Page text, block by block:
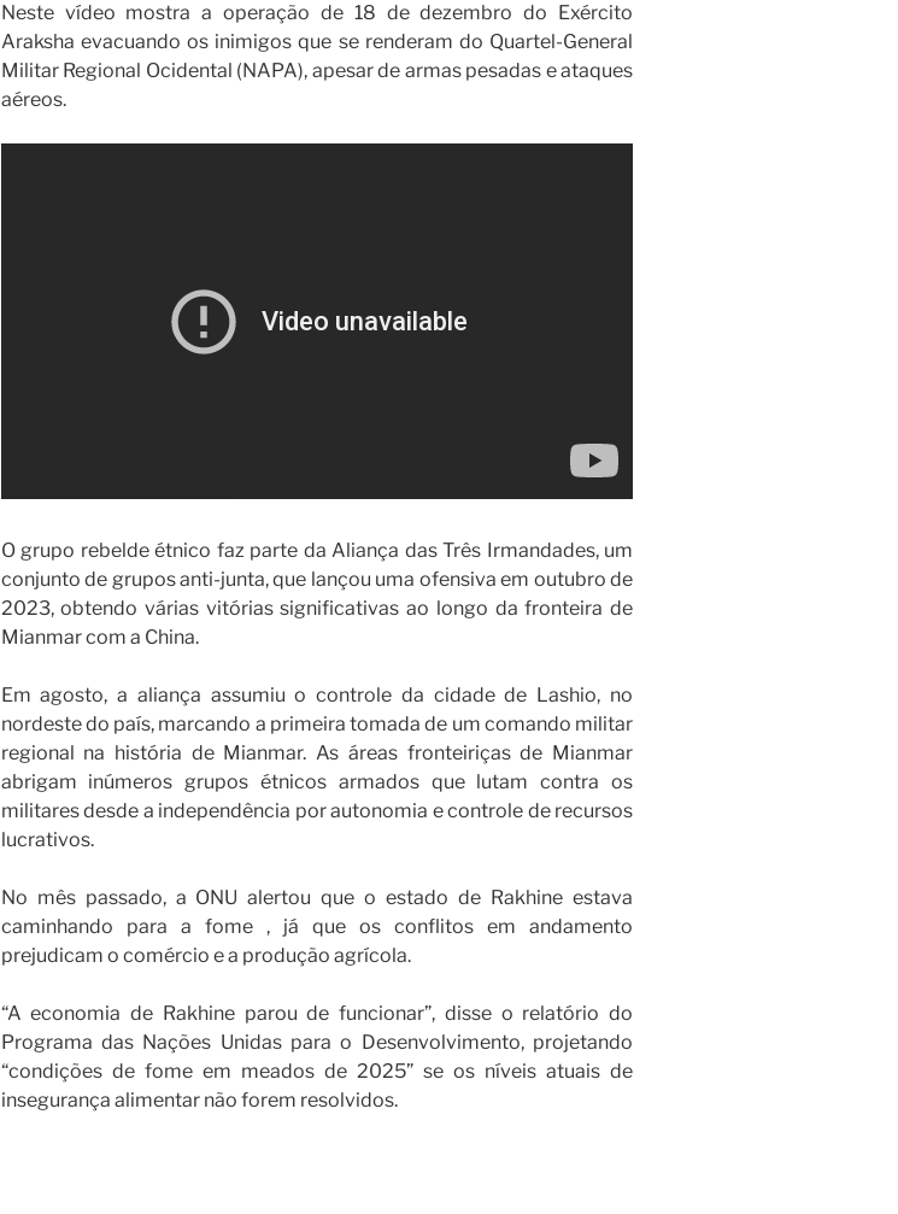
Neste vídeo mostra a operação de 18 de dezembro do Exército
Araksha evacuando os inimigos que se renderam do Quartel-General
Militar Regional Ocidental (NAPA), apesar de armas pesadas e ataques
aéreos.
O grupo rebelde étnico faz parte da Aliança das Três Irmandades, um
conjunto de grupos anti-junta, que lançou uma ofensiva em outubro de
2023, obtendo várias vitórias significativas ao longo da fronteira de
Mianmar com a China.
Em agosto, a aliança assumiu o controle da cidade de Lashio, no
nordeste do país, marcando a primeira tomada de um comando militar
regional na história de Mianmar. As áreas fronteiriças de Mianmar
abrigam inúmeros grupos étnicos armados que lutam contra os
militares desde a independência por autonomia e controle de recursos
lucrativos.
No mês passado, a ONU alertou que o estado de Rakhine estava
caminhando para a fome , já que os conflitos em andamento
prejudicam o comércio e a produção agrícola.
“A economia de Rakhine parou de funcionar”, disse o relatório do
Programa das Nações Unidas para o Desenvolvimento, projetando
“condições de fome em meados de 2025” se os níveis atuais de
insegurança alimentar não forem resolvidos.